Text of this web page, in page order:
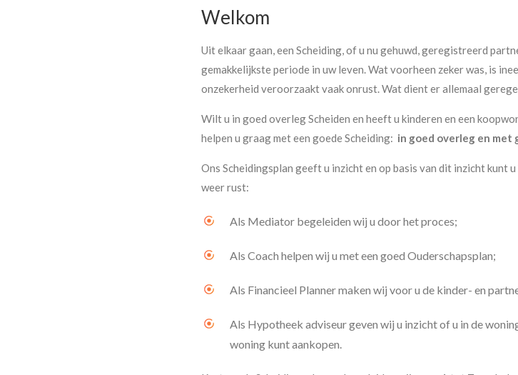
Welkom
Uit elkaar gaan, een Scheiding, of u nu gehuwd, geregistreerd
gemakkelijkste periode in uw leven. Wat voorheen zeker was, is
onzekerheid veroorzaakt vaak onrust. Wat dient er allemaal
Wilt u in goed overleg Scheiden en heeft u kinderen en een
helpen u graag met een goede Scheiding: in goed overleg en met
Ons Scheidingsplan geeft u inzicht en op basis van dit inzicht kunt
weer rust:
Als Mediator begeleiden wij u door het proces;
Als Coach helpen wij u met een goed Ouderschapsplan;
Als Financieel Planner maken wij voor u de kinder- en
Als Hypotheek adviseur geven wij u inzicht of u in de
woning kunt aankopen.